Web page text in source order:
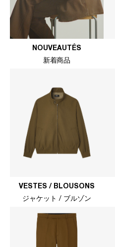
NOUVEAUTÉS
新着商品
VESTES / BLOUSONS
ジャケット / ブルゾン